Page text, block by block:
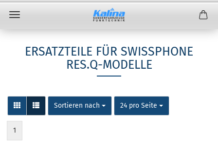
ERSATZTEILE FÜR SWISSPHONE
RES.Q-MODELLE
Sortieren nach 24 pro Seite
1